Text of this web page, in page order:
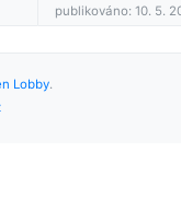
publikováno: 10. 5.
Lobby.